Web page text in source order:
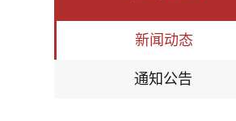
新闻动态
通知公告